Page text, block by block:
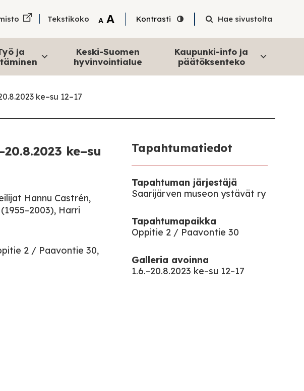
Tekstikoko A Tekstin pienentäminen
A Tekstin suurentaminen
Kontrasti Hae sivustolta
ja
Keski-Suomen
hyvinvointialue
Kaupunki-info ja
päätöksenteko
ke–su 12–17
ke–su
Hannu Castrén,
Harri
2 / Paavontie 30,
Tapahtumatiedot
Tapahtuman järjestäjä
Saarijärven museon ystävät ry
Tapahtumapaikka
Oppitie 2 / Paavontie 30
Galleria avoinna
1.6.–20.8.2023 ke–su 12–17